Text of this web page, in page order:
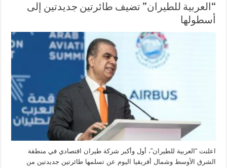
“العربية للطيران” تضيف طائرتين جديدتين إلى
أسطولها
اعلنت “العربية للطيران”، أول وأكبر شركة طيران اقتصادي في منطقة
الشرق الأوسط وشمال أفريقيا اليوم عن تسلمها طائرتين جديدتين من